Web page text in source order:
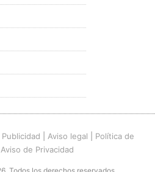
Publicidad Aviso legal
Política de
Aviso de Privacidad